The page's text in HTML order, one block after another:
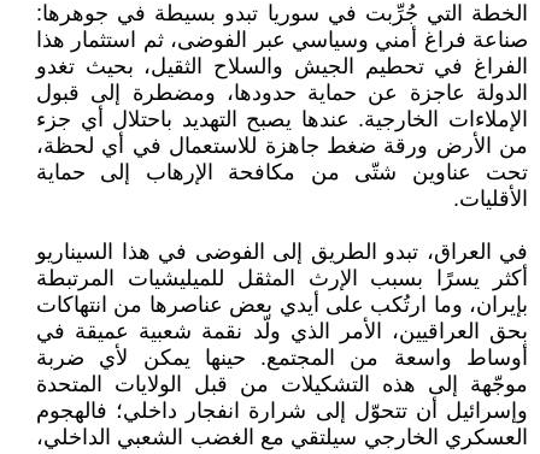
الخطة التي جُرِّبت في سوريا تبدو بسيطة في جوهرها:
صناعة فراغ أمني وسياسي عبر الفوضى، ثم استثمار هذا
الفراغ في تحطيم الجيش والسلاح الثقيل، بحيث تغدو
الدولة عاجزة عن حماية حدودها، ومضطرة إلى قبول
الإملاءات الخارجية. عندها يصبح التهديد باحتلال أي جزء
من الأرض ورقة ضغط جاهزة للاستعمال في أي لحظة،
تحت عناوين شتّى من مكافحة الإرهاب إلى حماية
الأقليات.
في العراق، تبدو الطريق إلى الفوضى في هذا السيناريو
أكثر يسرًا بسبب الإرث المثقل للميليشيات المرتبطة
بإيران، وما ارتُكب على أيدي بعض عناصرها من انتهاكات
بحق العراقيين، الأمر الذي ولّد نقمة شعبية عميقة في
أوساط واسعة من المجتمع. حينها يمكن لأي ضربة
موجّهة إلى هذه التشكيلات من قبل الولايات المتحدة
وإسرائيل أن تتحوّل إلى شرارة انفجار داخلي؛ فالهجوم
العسكري الخارجي سيلتقي مع الغضب الشعبي الداخلي،